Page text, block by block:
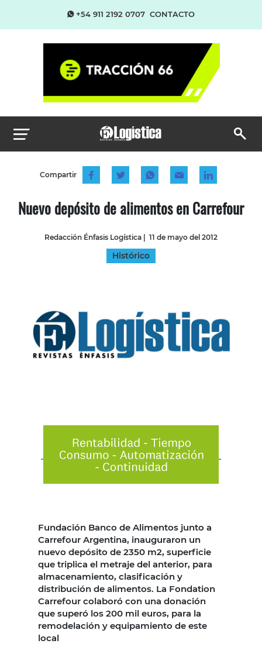
+54 911 2192 0707 CONTACTO
Compartir
Nuevo depósito de alimentos en Carrefour
Redacción Énfasis Logística | 11 de mayo del 2012
Histórico
Fundación Banco de Alimentos junto a
Carrefour Argentina, inauguraron un
nuevo depósito de 2350 m2, superficie
que triplica el metraje del anterior, para
almacenamiento, clasificación y
distribución de alimentos. La Fondation
Carrefour colaboró con una donación
que superó los 200 mil euros, para la
remodelación y equipamiento de este
local